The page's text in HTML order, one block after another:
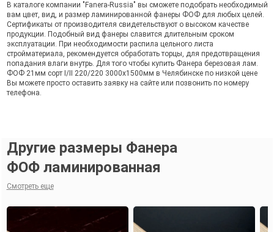
В каталоге компании "Fanera-Russia" вы сможете подобрать необходимый
вам цвет, вид, и размер ламинированной фанеры ФОФ для любых целей.
Сертификаты от производителя свидетельствуют о высоком качестве
продукции. Подобный вид фанеры славится длительным сроком
эксплуатации. При необходимости распила цельного листа
стройматериала, рекомендуется обработать торцы, для предотвращения
попадания влаги внутрь. Для того чтобы купить Фанера березовая лам.
ФОФ 21мм сорт I/II 220/220 3000х1500мм в Челябинске по низкой цене
Вы можете просто оставить заявку на сайте или позвонить по номеру
телефона.
Другие размеры Фанера
ФОФ ламинированная
Смотреть еще